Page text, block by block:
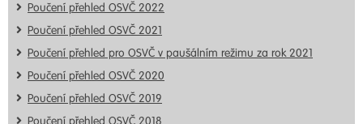
Poučení přehled OSVČ 2022
Poučení přehled OSVČ 2021
Poučení přehled pro OSVČ v paušálním režimu za rok 2021
Poučení přehled OSVČ 2020
Poučení přehled OSVČ 2019
Poučení přehled OSVČ 2018